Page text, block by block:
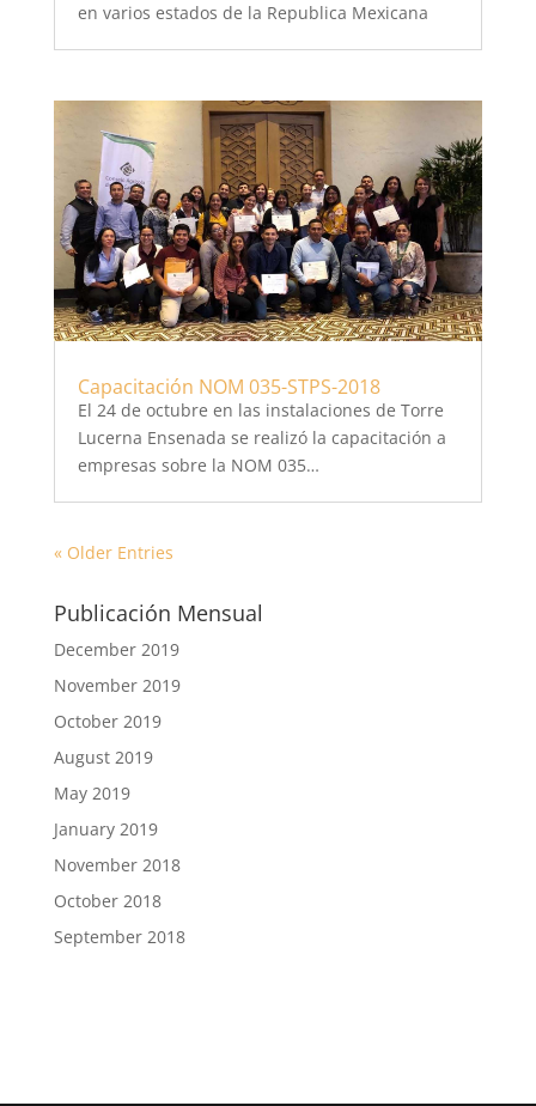
en varios estados de la Republica Mexicana
Capacitación NOM 035-STPS-2018
El 24 de octubre en las instalaciones de Torre
Lucerna Ensenada se realizó la capacitación a
empresas sobre la NOM 035…
« Older Entries
Publicación Mensual
December 2019
November 2019
October 2019
August 2019
May 2019
January 2019
November 2018
October 2018
September 2018